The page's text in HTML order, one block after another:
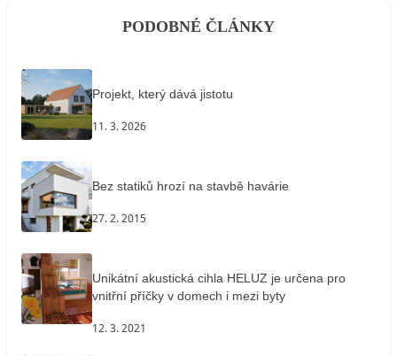
PODOBNÉ ČLÁNKY
Projekt, který dává jistotu
11. 3. 2026
Bez statiků hrozí na stavbě havárie
27. 2. 2015
Unikátní akustická cihla HELUZ je určena pro
vnitřní příčky v domech i mezi byty
12. 3. 2021